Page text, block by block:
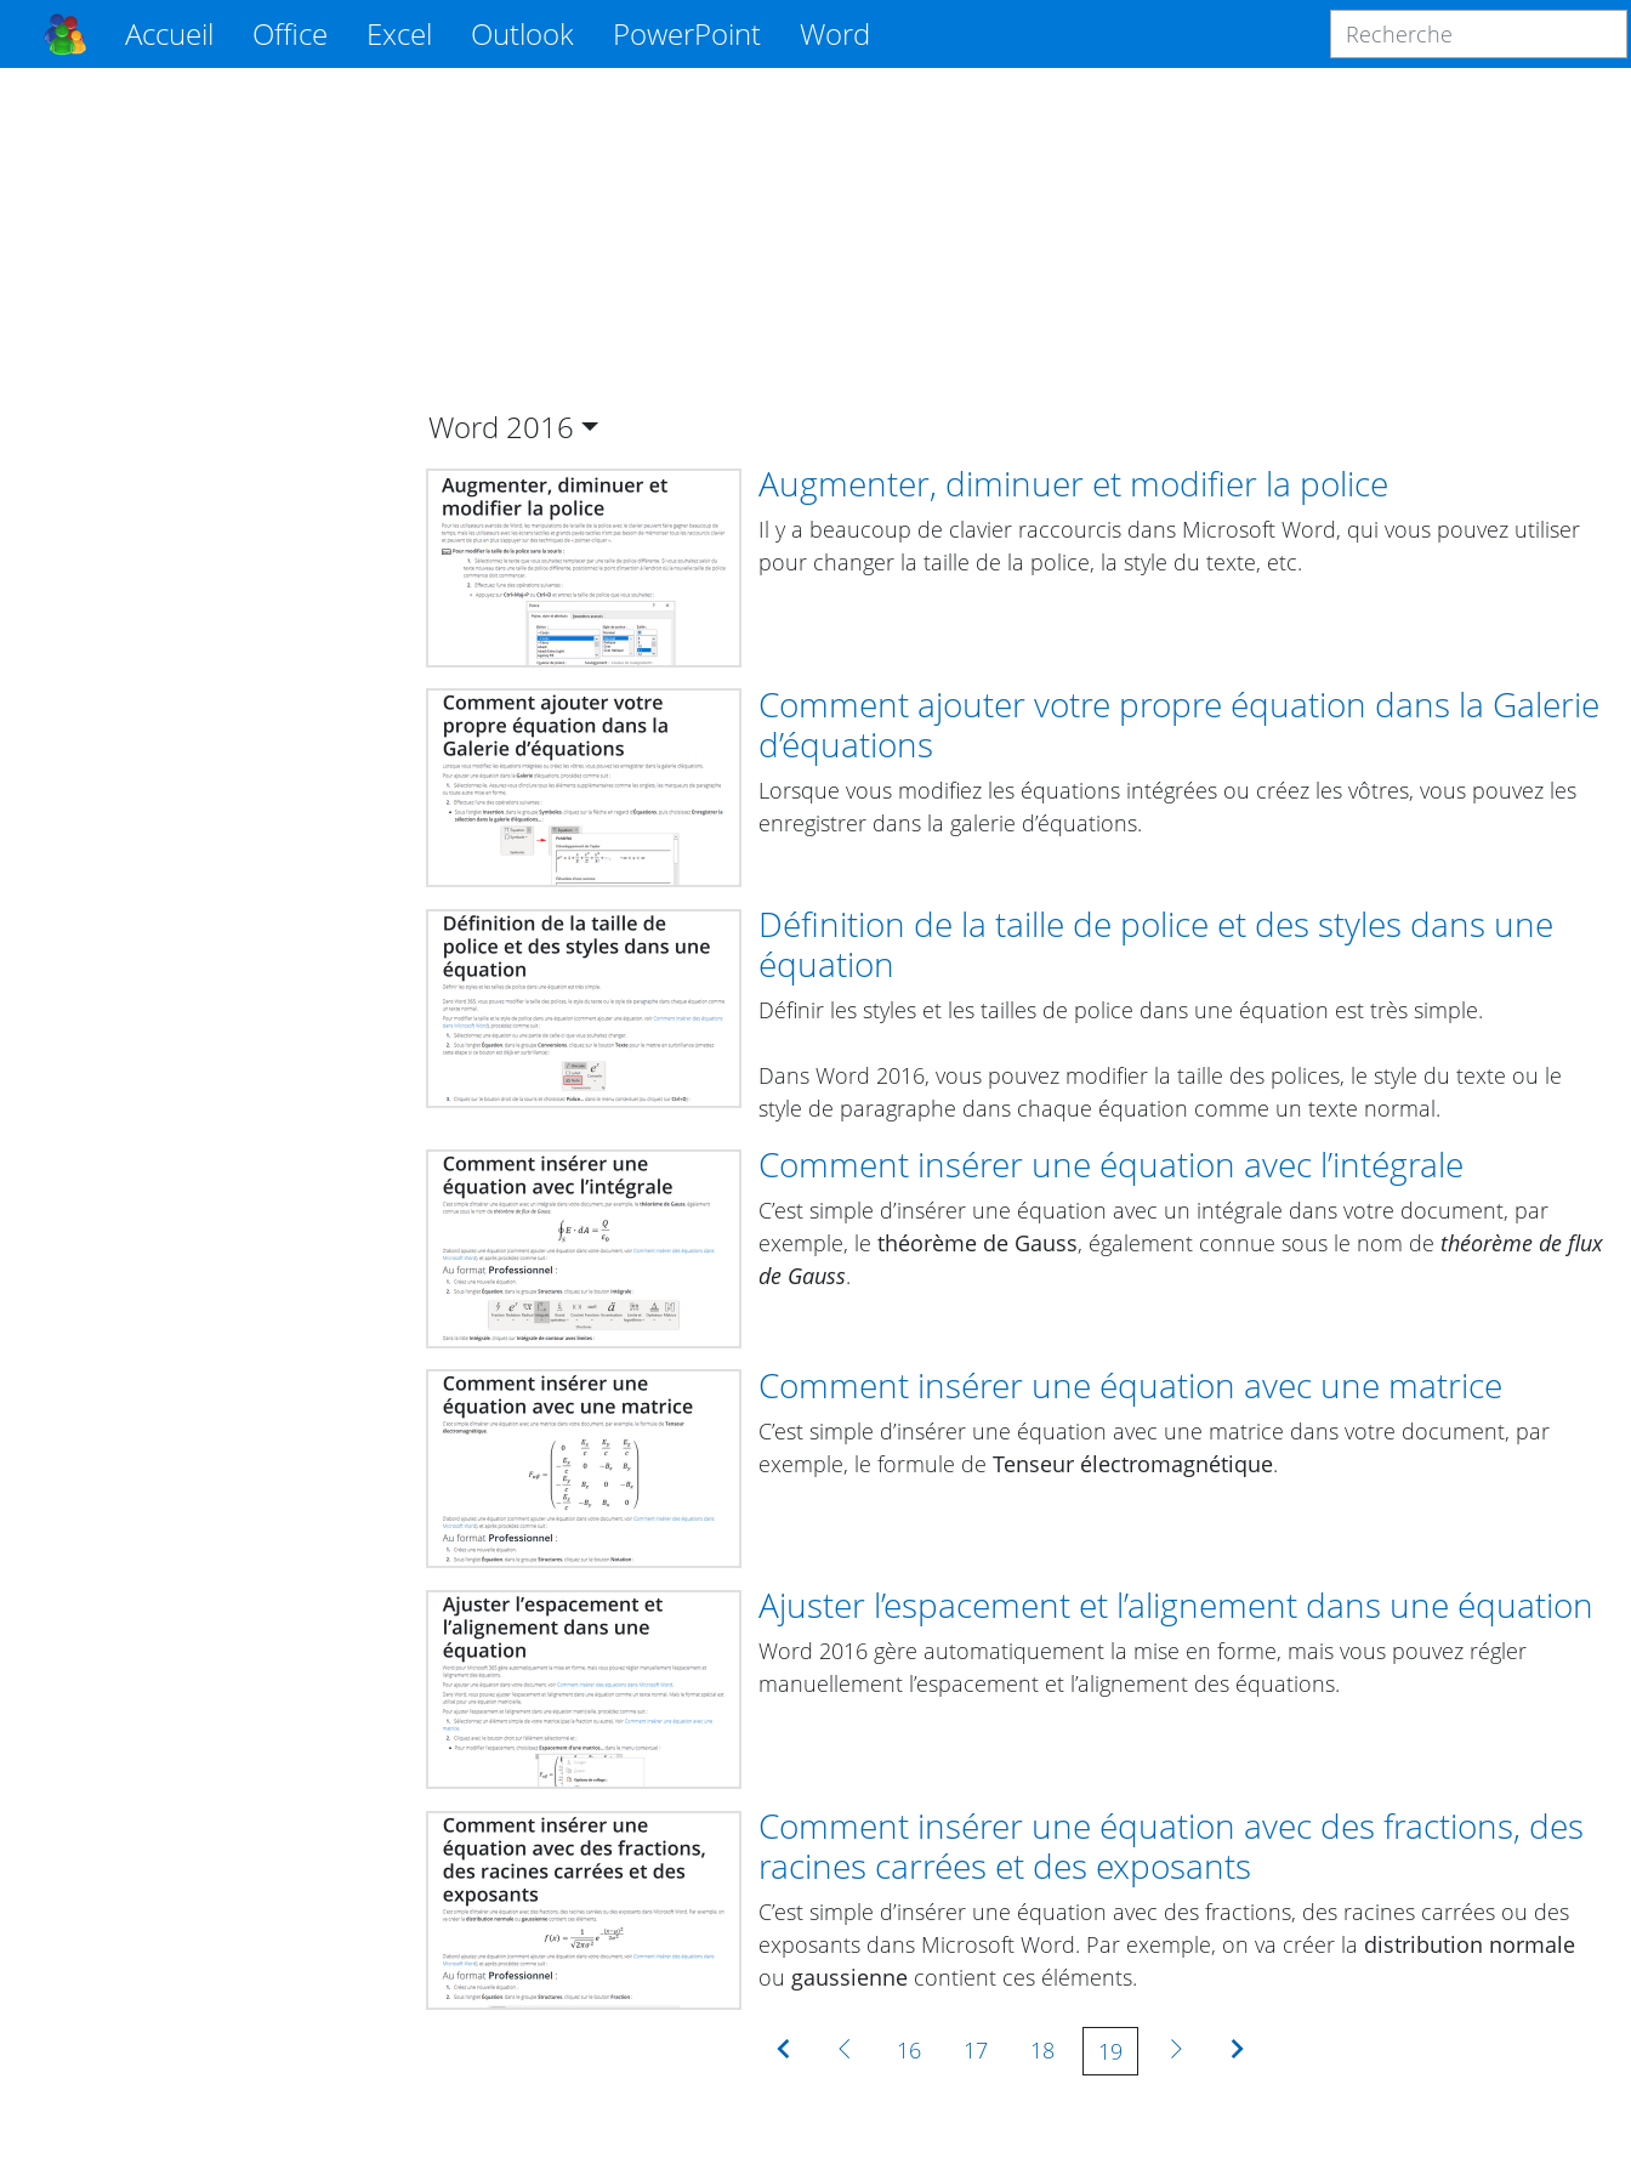
Accueil Office Excel Outlook PowerPoint Word
Word 2016
Augmenter, diminuer et modifier la police
Il y a beaucoup de clavier raccourcis dans Microsoft Word, qui vous pouvez utiliser
pour changer la taille de la police, la style du texte, etc.
Comment ajouter votre propre équation dans la Galerie
d’équations
Lorsque vous modifiez les équations intégrées ou créez les vôtres, vous pouvez les
enregistrer dans la galerie d’équations.
Définition de la taille de police et des styles dans une
équation
Définir les styles et les tailles de police dans une équation est très simple.
Dans Word 2016, vous pouvez modifier la taille des polices, le style du texte ou le
style de paragraphe dans chaque équation comme un texte normal.
Comment insérer une équation avec l’intégrale
C’est simple d’insérer une équation avec un intégrale dans votre document, par
exemple, le théorème de Gauss, également connue sous le nom de théorème de flux
de Gauss.
Comment insérer une équation avec une matrice
C’est simple d’insérer une équation avec une matrice dans votre document, par
exemple, le formule de Tenseur électromagnétique.
Ajuster l’espacement et l’alignement dans une équation
Word 2016 gère automatiquement la mise en forme, mais vous pouvez régler
manuellement l’espacement et l’alignement des équations.
Comment insérer une équation avec des fractions, des
racines carrées et des exposants
C’est simple d’insérer une équation avec des fractions, des racines carrées ou des
exposants dans Microsoft Word. Par exemple, on va créer la distribution normale
ou gaussienne contient ces éléments.
PremièrePrécédente
16 17 18 19 Suivante